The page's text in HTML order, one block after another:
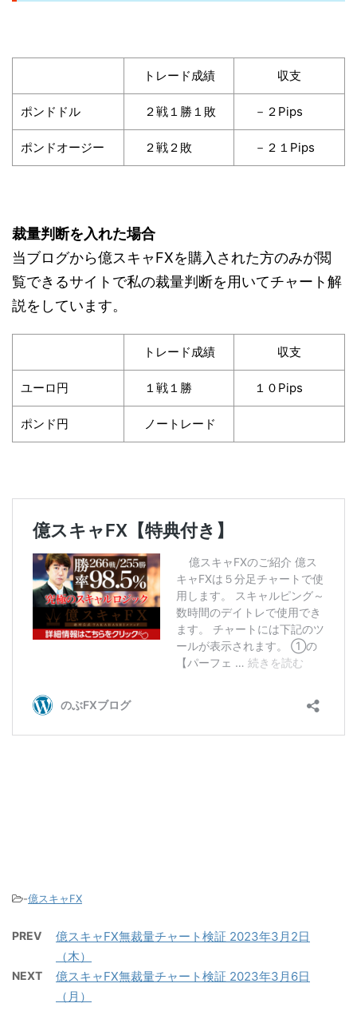
トレード成績 収支
ポンドドル ２戦１勝１敗 －２Pips
ポンドオージー ２戦２敗 －２１Pips
裁量判断を入れた場合
当ブログから億スキャFXを購入された方のみが閲
覧できるサイトで私の裁量判断を用いてチャート解
説をしています。
トレード成績 収支
ユーロ円 １戦１勝 １０Pips
ポンド円 ノートレード
-億スキャFX
PREV
億スキャFX無裁量チャート検証 2023年3月2日
（木）
NEXT
億スキャFX無裁量チャート検証 2023年3月6日
（月）